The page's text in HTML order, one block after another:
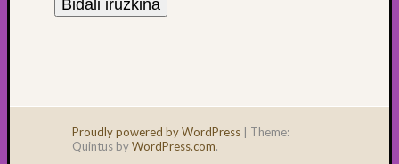
Proudly powered by WordPress
Theme:
Quintus byWordPress.com.